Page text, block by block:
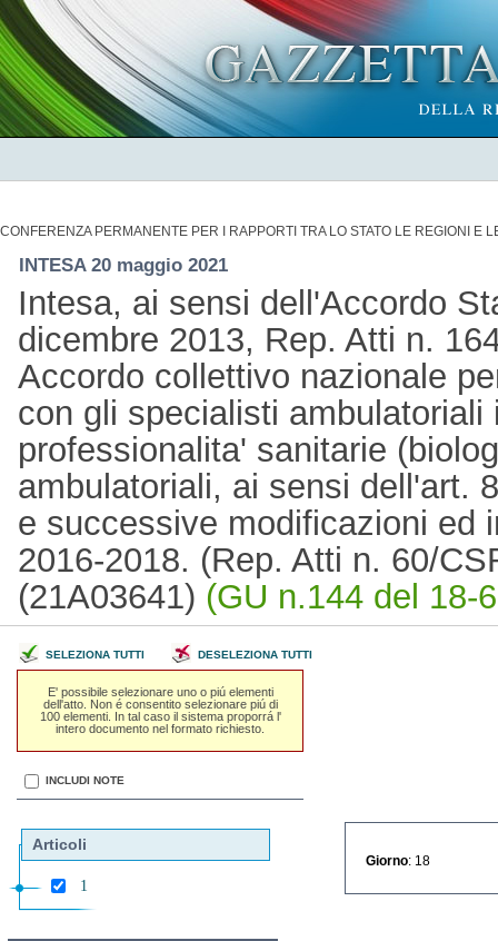
CONFERENZA PERMANENTE PER I RAPPORTI TRA LO STATO LE REGIONI E
INTESA 20 maggio 2021
Intesa, ai sensi dell'Accordo
dicembre 2013, Rep. Atti n.
Accordo collettivo nazionale
con gli specialisti
professionalita' sanitarie
ambulatoriali, ai sensi dell'art.
e successive modificazioni ed
2016-2018. (Rep. Atti n. 60/
(21A03641) (GU n.144 del 18-
SELEZIONA TUTTI DESELEZIONA TUTTI
E' possibile selezionare uno o piú elementi
dell'atto. Non é consentito selezionare piú di
100 elementi. In tal caso il sistema proporrá l'
intero documento nel formato richiesto.
INCLUDI NOTE
Articoli
1
Giorno : 18